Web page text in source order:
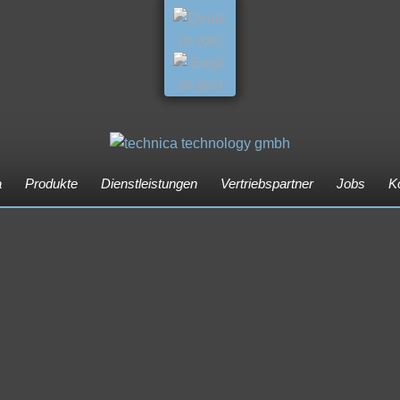
Produkte Dienstleistungen Vertriebspartner Jobs